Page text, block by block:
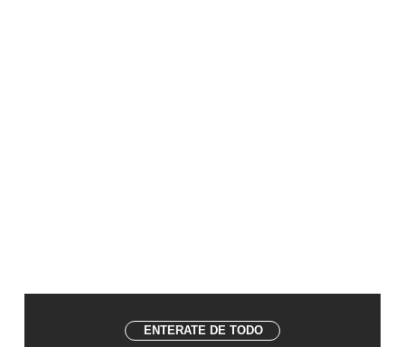
ENTERATE DE TODO